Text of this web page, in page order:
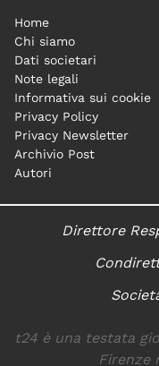
Home
Chi siamo
Dati societari
Note legali
Informativa sui cookie
Privacy Policy
Privacy Newsletter
Archivio Post
Autori
Direttore
t24 è una testata
Firenze